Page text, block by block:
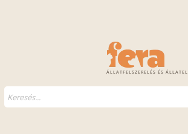
ÁLLATFELSZERELÉS ÉS